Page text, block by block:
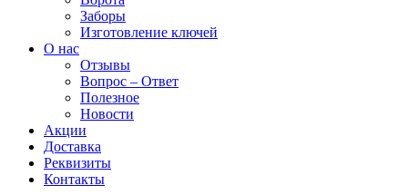
Заборы
Изготовление ключей
О нас
Отзывы
Вопрос – Ответ
Полезное
Новости
Акции
Доставка
Реквизиты
Контакты